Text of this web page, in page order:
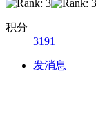
积分
3191
发消息